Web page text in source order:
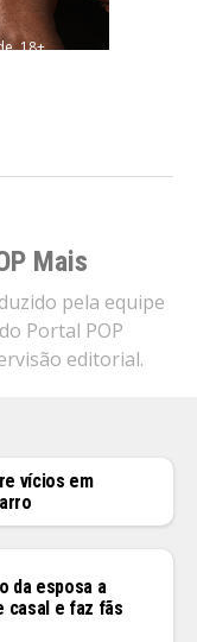
18+
Mais
pela equipe
Portal POP
editorial.
vícios em
da esposa a
casal e faz fãs